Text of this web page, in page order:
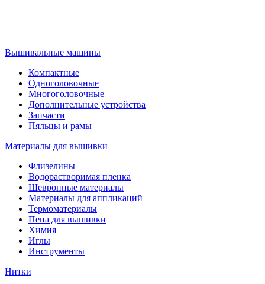
Вышивальные машины
Компактные
Одноголовочные
Многоголовочные
Дополнительные устройства
Запчасти
Пяльцы и рамы
Материалы для вышивки
Флизелины
Водорастворимая пленка
Шевронные материалы
Материалы для аппликаций
Термоматериалы
Пена для вышивки
Химия
Иглы
Инструменты
Нитки